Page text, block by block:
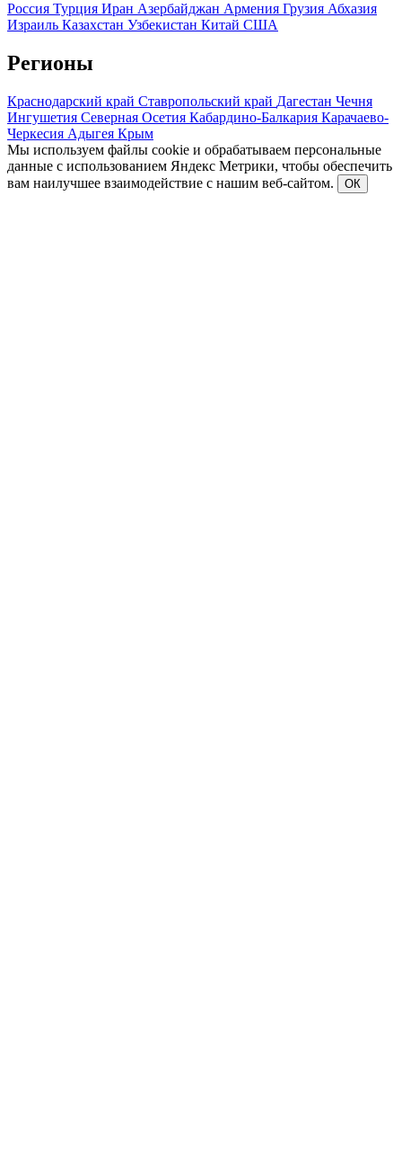
Россия Турция Иран Азербайджан Армения Грузия Абхазия
Израиль Казахстан Узбекистан Китай США
Регионы
Краснодарский край Ставропольский край Дагестан Чечня
Ингушетия Северная Осетия Кабардино-Балкария Карачаево-
Черкесия Адыгея Крым
Мы используем файлы cookie и обрабатываем персональные
данные с использованием Яндекс Метрики, чтобы обеспечить
вам наилучшее взаимодействие с нашим веб-сайтом.
ОК